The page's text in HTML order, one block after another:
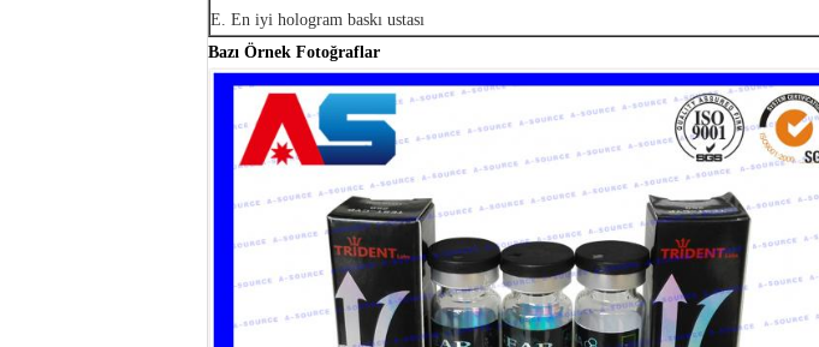
E. En iyi hologram baskı ustası
Bazı Örnek Fotoğraflar